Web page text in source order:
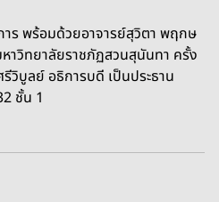
ร พร้อมด้วยอาจารย์สุวิตา พฤกษ
าวิทยาลัยราชภัฏสวนสุนันทา ครั้ง
วิบูลย์ อธิการบดี เป็นประธาน
ชั้น 1